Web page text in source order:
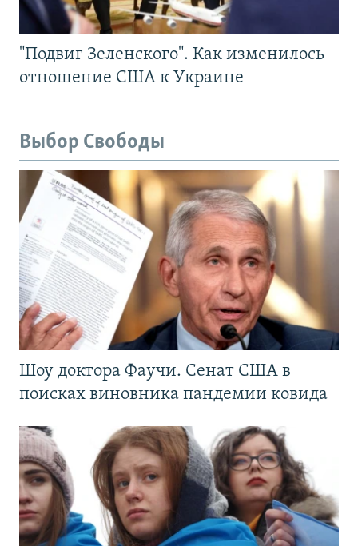
"Подвиг Зеленского". Как изменилось
отношение США к Украине
Выбор Свободы
Шоу доктора Фаучи. Сенат США в
поисках виновника пандемии ковида